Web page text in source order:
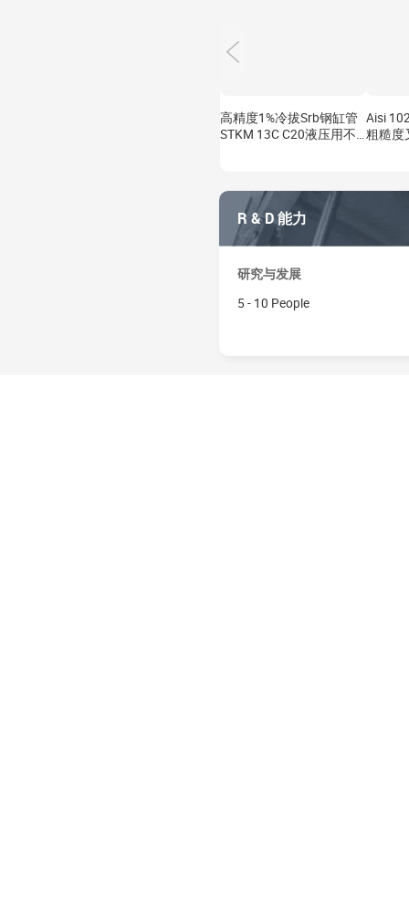
高精度1%冷拔Srb钢缸管
STKM 13C C20液压用不
Aisi
粗糙度
R & D 能力
研究与发展
5 - 10 People